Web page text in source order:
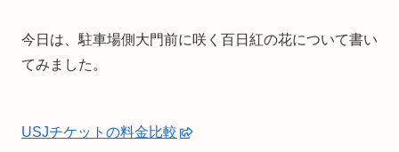
今日は、駐車場側大門前に咲く百日紅の花について書い
てみました。
USJチケットの料金比較